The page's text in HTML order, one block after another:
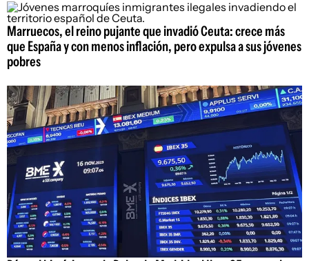
Marruecos, el reino pujante que invadió Ceuta: crece más
que España y con menos inflación, pero expulsa a sus jóvenes
pobres